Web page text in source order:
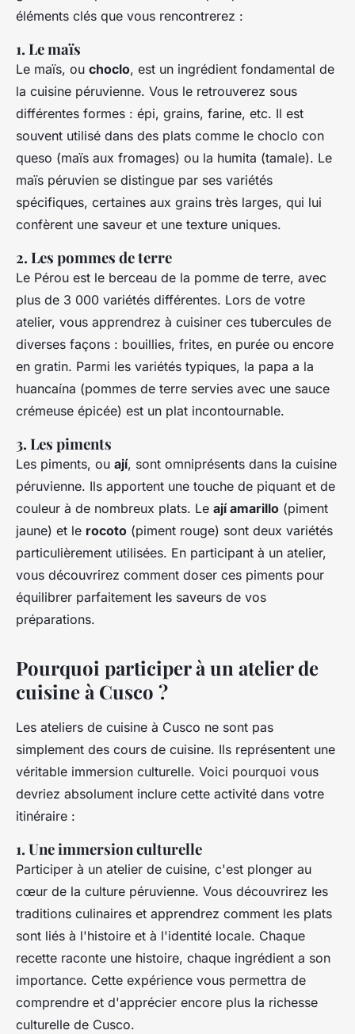
éléments clés que vous rencontrerez :
1. Le maïs
Le maïs, ou choclo, est un ingrédient fondamental de
la cuisine péruvienne. Vous le retrouverez sous
différentes formes : épi, grains, farine, etc. Il est
souvent utilisé dans des plats comme le choclo con
queso (maïs aux fromages) ou la humita (tamale). Le
maïs péruvien se distingue par ses variétés
spécifiques, certaines aux grains très larges, qui lui
confèrent une saveur et une texture uniques.
2. Les pommes de terre
Le Pérou est le berceau de la pomme de terre, avec
plus de 3 000 variétés différentes. Lors de votre
atelier, vous apprendrez à cuisiner ces tubercules de
diverses façons : bouillies, frites, en purée ou encore
en gratin. Parmi les variétés typiques, la papa a la
huancaína (pommes de terre servies avec une sauce
crémeuse épicée) est un plat incontournable.
3. Les piments
Les piments, ou ají, sont omniprésents dans la cuisine
péruvienne. Ils apportent une touche de piquant et de
couleur à de nombreux plats. Le ají amarillo (piment
jaune) et le rocoto (piment rouge) sont deux variétés
particulièrement utilisées. En participant à un atelier,
vous découvrirez comment doser ces piments pour
équilibrer parfaitement les saveurs de vos
préparations.
Pourquoi participer à un atelier de
cuisine à Cusco ?
Les ateliers de cuisine à Cusco ne sont pas
simplement des cours de cuisine. Ils représentent une
véritable immersion culturelle. Voici pourquoi vous
devriez absolument inclure cette activité dans votre
itinéraire :
1. Une immersion culturelle
Participer à un atelier de cuisine, c'est plonger au
cœur de la culture péruvienne. Vous découvrirez les
traditions culinaires et apprendrez comment les plats
sont liés à l'histoire et à l'identité locale. Chaque
recette raconte une histoire, chaque ingrédient a son
importance. Cette expérience vous permettra de
comprendre et d'apprécier encore plus la richesse
culturelle de Cusco.